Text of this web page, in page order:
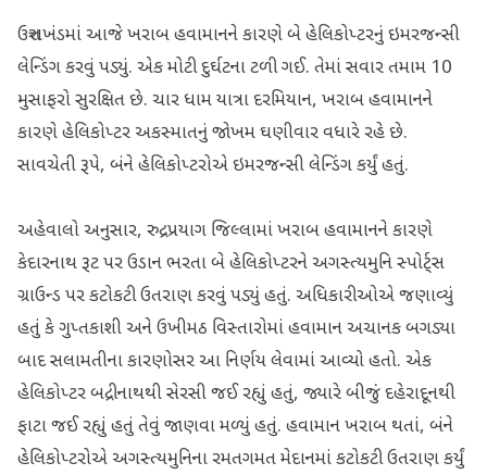
ઉત્તરાખંડમાં આજે ખરાબ હવામાનને કારણે બે હેલિકોપ્ટરનું ઇમરજન્સી
લેન્ડિંગ કરવું પડ્યું. એક મોટી દુર્ઘટના ટળી ગઈ. તેમાં સવાર તમામ 10
મુસાફરો સુરક્ષિત છે. ચાર ધામ યાત્રા દરમિયાન, ખરાબ હવામાનને
કારણે હેલિકોપ્ટર અકસ્માતનું જોખમ ઘણીવાર વધારે રહે છે.
સાવચેતી રૂપે, બંને હેલિકોપ્ટરોએ ઇમરજન્સી લેન્ડિંગ કર્યું હતું.
અહેવાલો અનુસાર, રુદ્રપ્રયાગ જિલ્લામાં ખરાબ હવામાનને કારણે
કેદારનાથ રૂટ પર ઉડાન ભરતા બે હેલિકોપ્ટરને અગસ્ત્યમુનિ સ્પોર્ટ્સ
ગ્રાઉન્ડ પર કટોકટી ઉતરાણ કરવું પડ્યું હતું. અધિકારીઓએ જણાવ્યું
હતું કે ગુપ્તકાશી અને ઉખીમઠ વિસ્તારોમાં હવામાન અચાનક બગડ્યા
બાદ સલામતીના કારણોસર આ નિર્ણય લેવામાં આવ્યો હતો. એક
હેલિકોપ્ટર બદ્રીનાથથી સેરસી જઈ રહ્યું હતું, જ્યારે બીજું દહેરાદૂનથી
ફાટા જઈ રહ્યું હતું તેવું જાણવા મળ્યું હતું. હવામાન ખરાબ થતાં, બંને
હેલિકોપ્ટરોએ અગસ્ત્યમુનિના રમતગમત મેદાનમાં કટોકટી ઉતરાણ કર્યું